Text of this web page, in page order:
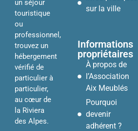
un séjour
touristique
ou
professionnel,
trouvez un
hébergement
vérifié de
particulier à
particulier,
au cœur de
la Riviera
des Alpes.
sur la ville
Informations
propriétaires
À propos de
l’Association
Aix Meublés
Pourquoi
devenir
adhérent ?